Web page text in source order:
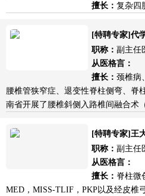
擅长： 复杂四
[特聘专家]代
职称： 副主任
从医格言：
擅长： 颈椎病
腰椎管狭窄症、退变性脊柱侧弯、脊
南省开展了腰椎斜侧入路椎间融合术
[特聘专家]王
职称： 副主任
从医格言：
擅长： 脊柱微
MED，MISS-TLIF，PKP以及经皮椎